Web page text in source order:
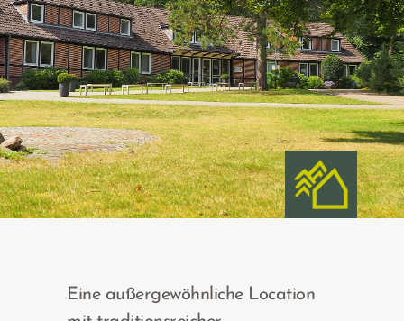
Eine außergewöhnliche Location